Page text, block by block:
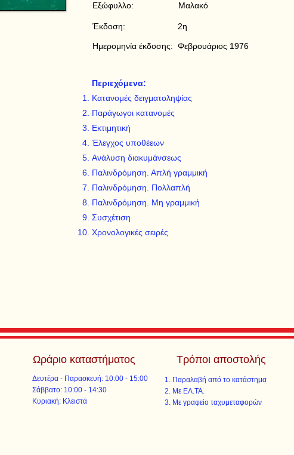
Μαλακό
2η
Φεβρουάριος 1976
Εξώφυλλο:
Έκδοση:
Ημερομηνία έκδοσης:
Περιεχόμενα:
Κατανομές δειγματοληψίας
Παράγωγοι κατανομές
Εκτιμητική
Έλεγχος υποθέεων
Ανάλυση διακυμάνσεως
Παλινδρόμηση. Απλή γραμμική
Παλινδρόμηση. Πολλαπλή
Παλινδρόμηση. Μη γραμμική
Συσχέτιση
Χρονολογικές σειρές
Ωράριο καταστήματος
Δευτέρα - Παρασκευή: 10:00 - 15:00
​​Σάββατο: 10:00 - 14:30
​Κυριακή: Κλειστά
Τρόποι αποστολής
Παραλαβή από το κατάστημα
Με ΕΛ.ΤΑ.​​
Με γραφείο ταχυμεταφορών​